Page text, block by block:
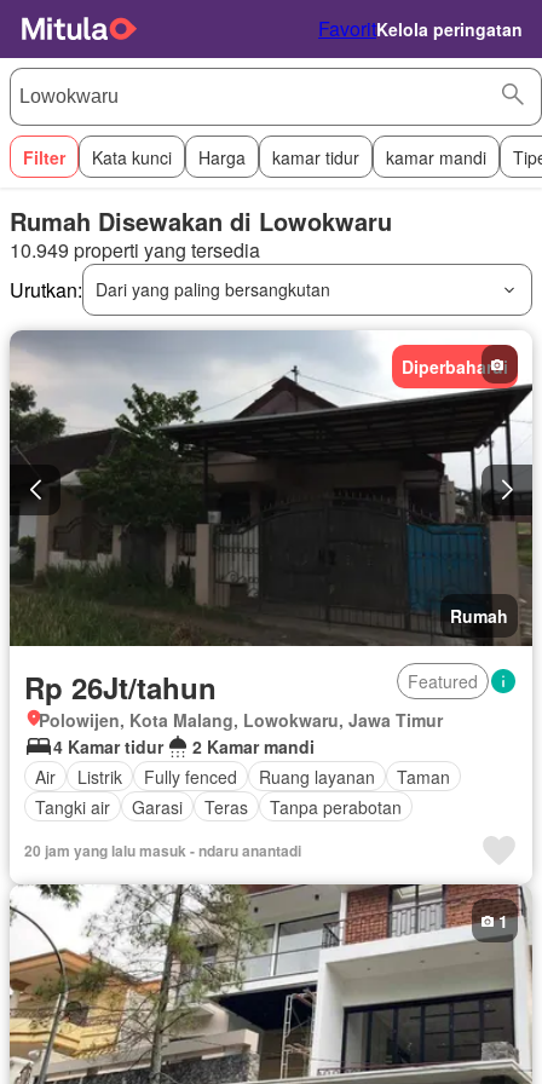
FavoritKelola peringatan
Filter Kata kunci Harga kamar tidur kamar mandi
Rumah Disewakan di Lowokwaru
10.949 properti yang tersedia
Urutkan:
Dari yang paling bersangkutan
Diperbaharui
Rumah
Rp 26Jt/tahun
Featured
Polowijen, Kota Malang, Lowokwaru, Jawa Timur
4 Kamar tidur
2 Kamar mandi
Air
Listrik Fully fenced Ruang layanan
Taman
Tangki air
Garasi Teras Tanpa perabotan
20 jam yang lalu masuk - ndaru anantadi
1